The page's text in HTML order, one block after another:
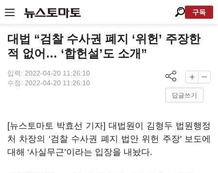
구독
대법 “검찰 수사권 폐지 ‘위헌’ 주장한
적 없어… ‘합헌설’도 소개”
입력: 2022-04-20 11:26:10
수정: 2022-04-20 11:26:10
답글쓰기
[뉴스토마토 박효선 기자] 대법원이 김형두 법원행정
처 차장의 ‘검찰 수사권 폐지 법안 위헌 주장' 보도에
대해 ‘사실무근’이라는 입장을 내놨다.